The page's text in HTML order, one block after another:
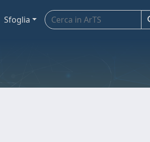
Sfoglia